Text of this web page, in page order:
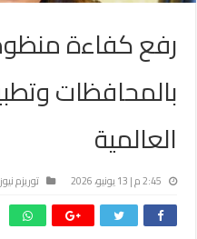
رفع كفاءة
بالمحافظات
العالمية
2:45 م | 13 يونيو، 2026 توريزم نيوز